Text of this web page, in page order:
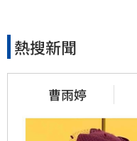
熱搜新聞
曹雨婷